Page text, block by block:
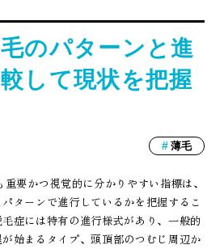
のパターンと進
して現状を把握
薄毛
要かつ視覚的に分かりやすい指標は、
ターンで進行しているかを把握するこ
症には特有の進行様式があり、一般的
始まるタイプ、頭頂部のつむじ周辺か